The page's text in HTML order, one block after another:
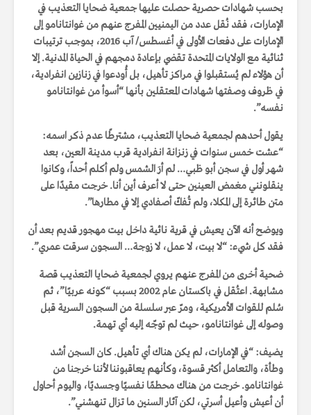
بحسب شهادات حصرية حصلت عليها جمعية ضحايا التعذيب في
الإمارات، فقد نُقل عدد من اليمنيين المفرج عنهم من غوانتانامو إلى
الإمارات على دفعات الأولى في أغسطس/ آب 2016، بموجب ترتيبات
ثنائية مع الولايات المتحدة تقضي بإعادة دمجهم في الحياة المدنية. إلا
أن هؤلاء لم يُستقبلوا في مراكز تأهيل، بل أُودعوا في زنازين انفرادية،
في ظروف وصفتها شهادات المعتقلين بأنها “أسوأ من غوانتانامو
نفسه”.
يقول أحدهم لجمعية ضحايا التعذيب، مشترطًا عدم ذكر اسمه:
“عشت خمس سنوات في زنزانة انفرادية قرب مدينة العين، بعد
شهر أول في سجن أبو ظبي… لم أرَ الشمس ولم أكلم أحداً، وكانوا
ينقلونني مغمض العينين حتى لا أعرف أين أنا. خرجت مقيدًا على
متن طائرة إلى المكلا، ولم تُفكّ أصفادي إلا في مطارها”.
ويوضح أنه الآن يعيش في قرية نائية داخل بيت مهجور قديم بعد أن
فقد كل شيء: “لا بيت، لا عمل، لا زوجة… السجون سرقت عمري”.
ضحية أخرى من المفرج عنهم يروي لجمعية ضحايا التعذيب قصة
مشابهة. اعتُقل في باكستان عام 2002 بسبب “كونه عربيًا”، ثم
سُلم للقوات الأمريكية، ومرّ عبر سلسلة من السجون السرية قبل
وصوله إلى غوانتانامو، حيث لم توجّه إليه أي تهمة.
يضيف: “في الإمارات، لم يكن هناك أي تأهيل. كان السجن أشد
وطأة، والتعامل أكثر قسوة، وكأنهم يعاقبوننا لأننا خرجنا من
غوانتانامو. خرجت من هناك محطمًا نفسيًا وجسديًا، واليوم أحاول
أن أعيش وأعيل أسرتي، لكن آثار السنين ما تزال تنهشني”.